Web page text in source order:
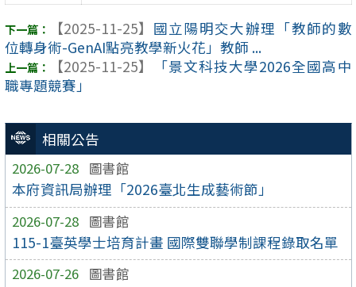
相關公告
2026-07-28 圖書館
本府資訊局辦理「2026臺北生成藝術節」
2026-07-28 圖書館
115-1臺英學士培育計畫 國際雙聯學制課程錄取名單
2026-07-26 圖書館
【2025-11-25】 國立陽明交大辦理「教師的數
位轉身術-GenAI點亮教學新火花」教師 ...
【2025-11-25】
「景文科技大學2026全國高中
職專題競賽」